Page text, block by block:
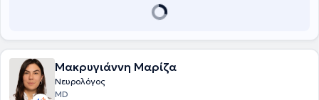
Μακρυγιάννη Μαρίζα
Νευρολόγος
MD